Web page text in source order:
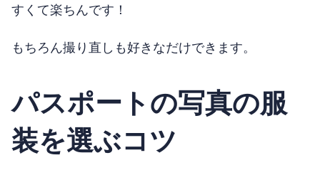
すくて楽ちんです！
もちろん撮り直しも好きなだけできます。
パスポートの写真の服
装を選ぶコツ